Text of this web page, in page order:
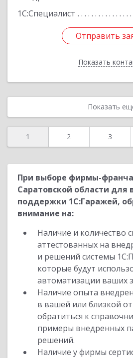
1С:Специалист
Отправить
Показать
Отправить
Назад
Показать
1 2 3
При выборе фирмы-
Саратовской области для
поддержки 1С:Гаражей,
внимание на:
Наличие и количество
аттестованных на
и решений системы
которые будут
автоматизации ваших
Наличие опыта
в вашей или близкой
обратиться к
примеры внедренных
решений.
Наличие у фирмы